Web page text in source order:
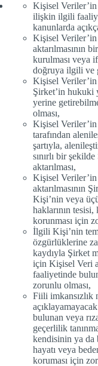
Kişisel Veriler’in
ilişkin ilgili
kanunlarda
Kişisel Veriler’in
aktarılmasının
kurulması veya
doğruya ilgili ve
Kişisel Veriler’in
Şirket’in hukuki
yerine
olması,
Kişisel
tarafından
şartıyla,
sınırlı bir
aktarılması,
Kişisel Veriler’in
aktarılmasının
Kişi’nin veya
haklarının tesisi,
korunması için
İlgili Kişi’nin
özgürlüklerine
kaydıyla Şirket
için Kişisel Veri
faaliyetinde
zorunlu olması,
Fiili imkansızlık
bulunan veya
geçerlilik
kendisinin ya da
hayatı veya
koruması için